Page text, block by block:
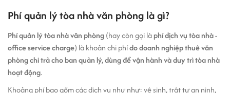
Phí quản lý tòa nhà văn phòng là gì?
Phí quản lý tòa nhà văn phòng(hay còn gọi làphí dịch vụ tòa nhà -
office service charge) là khoản chi phído doanh nghiệp thuê văn
phòng chi trả cho ban quản lý, dùng để vận hành và duy trì tòa nhà
hoạt động.
Khoảng phí bao gồm các dịch vụ như như: vệ sinh, trật tự an ninh,